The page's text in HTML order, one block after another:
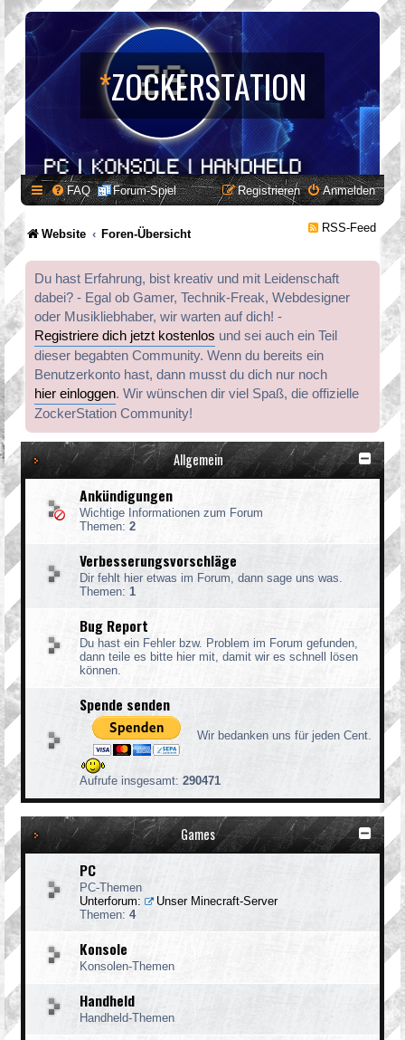
*ZOCKERSTATION
FAQ Forum-Spiel Anmelden
Registrieren
Website Foren-Übersicht RSS-Feed
Du hast Erfahrung, bist kreativ und mit Leidenschaft
dabei? - Egal ob Gamer, Technik-Freak, Webdesigner
oder Musikliebhaber, wir warten auf dich! -
Registriere dich jetzt kostenlos und sei auch ein Teil
dieser begabten Community. Wenn du bereits ein
Benutzerkonto hast, dann musst du dich nur noch
hier einloggen. Wir wünschen dir viel Spaß, die offizielle
ZockerStation Community!
Allgemein
Ankündigungen
Wichtige Informationen zum Forum
Themen: 2
Verbesserungsvorschläge
Dir fehlt hier etwas im Forum, dann sage uns was.
Themen: 1
Bug Report
Du hast ein Fehler bzw. Problem im Forum gefunden,
dann teile es bitte hier mit, damit wir es schnell lösen
können.
Spende senden
Wir bedanken uns für jeden Cent.
Aufrufe insgesamt: 290471
Games
PC
PC-Themen
Unterforum:
Unser Minecraft-Server
Themen: 4
Konsole
Konsolen-Themen
Handheld
Handheld-Themen